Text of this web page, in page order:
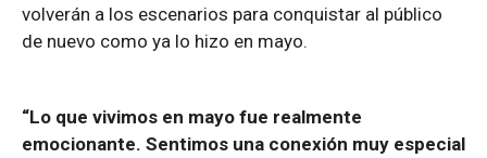
volverán a los escenarios para conquistar al público
de nuevo como ya lo hizo en mayo.
“Lo que vivimos en mayo fue realmente
emocionante. Sentimos una conexión muy especial